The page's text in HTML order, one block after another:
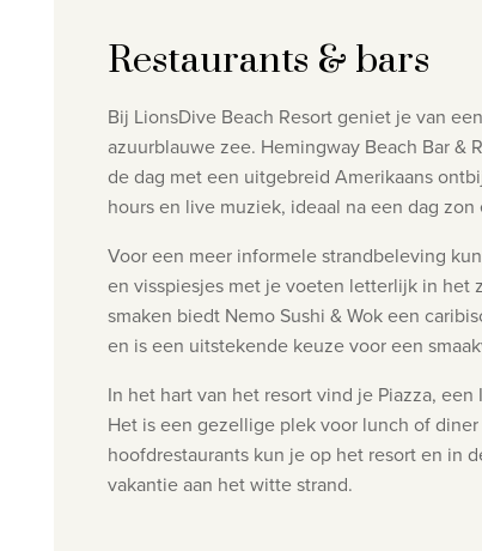
Restaurants & bars
Bij LionsDive Beach Resort geniet je van
azuurblauwe zee. Hemingway Beach Bar &
de dag met een uitgebreid Amerikaans
hours en live muziek, ideaal na een dag zon
Voor een meer informele strandbeleving kun je bij Chill Beach Bar & Grill terecht. Gelegen pal aan het zandstrand, serveert deze bar & grill
en visspiesjes met je voeten letterlijk in het
smaken biedt Nemo Sushi & Wok een
en is een uitstekende keuze voor een
In het hart van het resort vind je Piazza,
Het is een gezellige plek voor lunch of
hoofdrestaurants kun je op het resort en in
vakantie aan het witte strand.